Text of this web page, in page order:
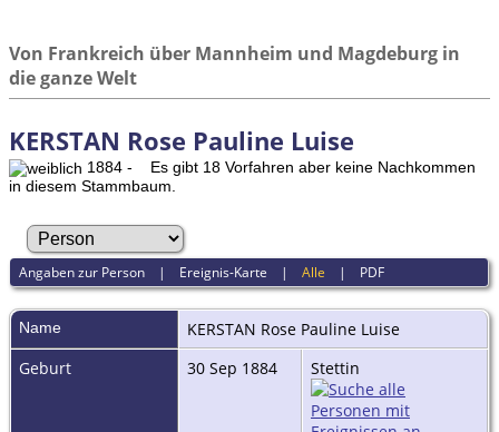
Von Frankreich über Mannheim und Magdeburg in
die ganze Welt
KERSTAN Rose Pauline Luise
1884 - Es gibt 18 Vorfahren aber keine Nachkommen
in diesem Stammbaum.
Angaben zur Person | Ereignis-Karte |Alle | PDF
Name KERSTAN Rose Pauline Luise
Geburt
30 Sep 1884 Stettin